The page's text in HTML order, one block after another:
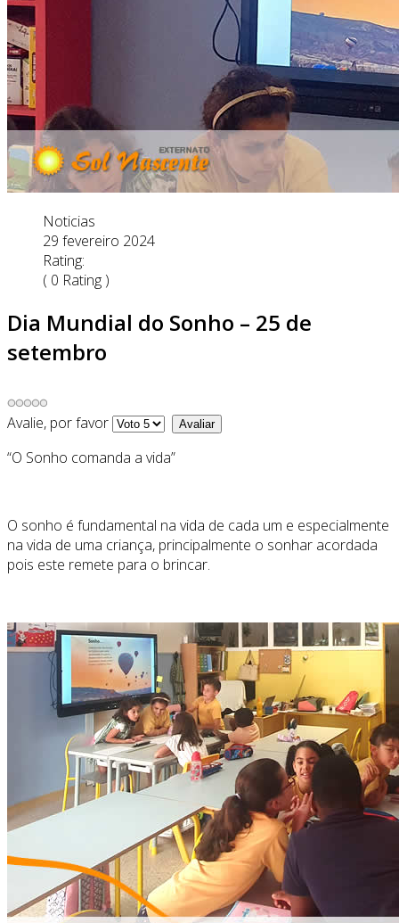
Noticias
29 fevereiro 2024
Rating:
( 0 Rating )
Dia Mundial do Sonho – 25 de
setembro
Avalie, por favor
“O Sonho comanda a vida”
O sonho é fundamental na vida de cada um e especialmente
na vida de uma criança, principalmente o sonhar acordada
pois este remete para o brincar.